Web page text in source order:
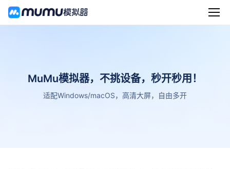
MuMu模拟器，不挑设备，秒开秒用！
适配Windows/macOS，高清大屏，自由多开